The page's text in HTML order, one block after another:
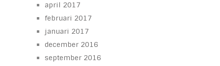
april 2017
februari 2017
januari 2017
december 2016
september 2016